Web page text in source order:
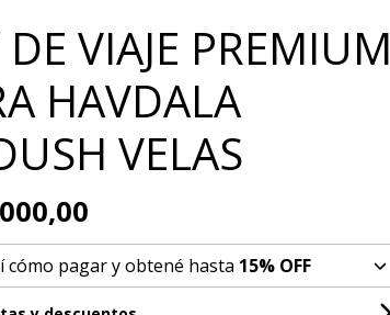
DE VIAJE PREMIUM
HAVDALA
VELAS
cómo pagar y obtené hasta 15% OFF